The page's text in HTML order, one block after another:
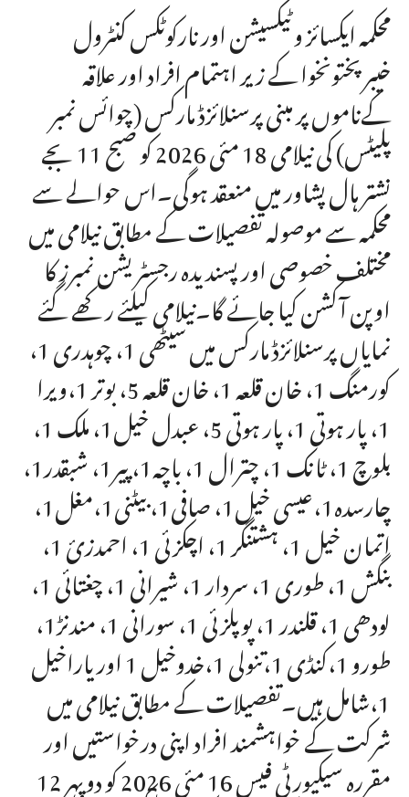
محکمہ ایکسائز و ٹیکسیشن اور نارکوٹکس کنٹرول
خیبرپختونخوا کے زیر اہتمام افراد اور علاقہ
کےناموں پر مبنی پرسنلائزڈ مارکس (چوائس نمبر
پلیٹس) کی نیلامی 18 مئی 2026 کو صبح 11 بجے
نشتر ہال پشاور میں منعقد ہوگی۔اس حوالے سے
محکمہ سے موصولہ تفصیلات کے مطابق نیلامی میں
مختلف خصوصی اور پسندیدہ رجسٹریشن نمبرز کا
اوپن آکشن کیا جائے گا۔نیلامی کیلئے رکھے گئے
نمایاں پرسنلائزڈ مارکس میں سیٹھی 1، چوہدری 1،
کورمنگ 1، خان قلعہ 1، خان قلعہ 5، بوتر 1،ویرا
1، پار ہوتی 1، پار ہوتی 5، عبدل خیل1، ملک 1،
بلوچ 1، ٹانک 1، چترال 1، باچہ1، پیر1، شبقدر1،
چارسدہ1،عیسی خیل1، صافی1، بیٹنی1،مغل1،
اتمان خیل 1، ہشتنگر 1، اچکزئی 1، احمدزئ 1،
بنگش 1، طوری 1، سردار 1، شیرانی 1، چغتائی 1،
لودھی 1، قلندر 1، پوپلزئی 1، سورانی 1، مندنڑ1،
طورو 1،کنڈی 1،تنولی 1،خدوخیل 1 اور یاراخیل
1،شامل ہیں۔تفصیلات کے مطابق نیلامی میں
شرکت کے خواہشمند افراد اپنی درخواستیں اور
مقررہ سیکیورٹی فیس 16 مئی 2026 کو دوپہر 12